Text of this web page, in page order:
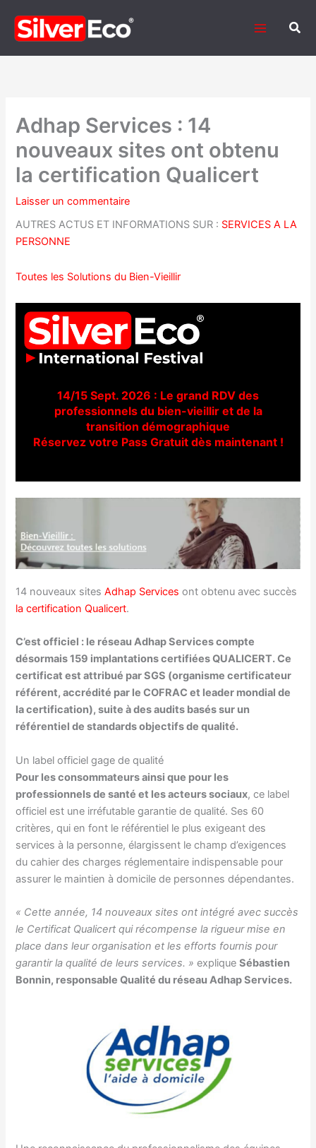
contenu
Adhap Services : 14
nouveaux sites ont obtenu
la certification Qualicert
Laisser un commentaire
AUTRES ACTUS ET INFORMATIONS SUR : SERVICES A LA
PERSONNE
Toutes les Solutions du Bien-Vieillir
14/15 Sept. 2026 : Le grand RDV des
professionnels du bien-vieillir et de la
transition démographique
Réservez votre Pass Gratuit dès maintenant !
14 nouveaux sitesAdhap Services ont obtenu avec succès
la certification Qualicert.
C’est officiel : le réseau Adhap Services compte
désormais 159 implantations certifiées QUALICERT. Ce
certificat est attribué par SGS (organisme certificateur
référent, accrédité par le COFRAC et leader mondial de
la certification), suite à des audits basés sur un
référentiel de standards objectifs de qualité.
Un label officiel gage de qualité
Pour les consommateurs ainsi que pour les
professionnels de santé et les acteurs sociaux, ce label
officiel est une irréfutable garantie de qualité. Ses 60
critères, qui en font le référentiel le plus exigeant des
services à la personne, élargissent le champ d’exigences
du cahier des charges réglementaire indispensable pour
assurer le maintien à domicile de personnes dépendantes.
« Cette année, 14 nouveaux sites ont intégré avec succès
le Certificat Qualicert qui récompense la rigueur mise en
place dans leur organisation et les efforts fournis pour
garantir la qualité de leurs services. »expliqueSébastien
Bonnin, responsable Qualité du réseau Adhap Services.